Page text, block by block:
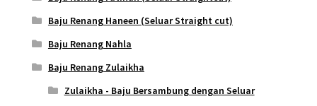
Baju Renang Haneen (Seluar Straight cut)
Baju Renang Nahla
Baju Renang Zulaikha
Zulaikha - Baju Bersambung dengan Seluar